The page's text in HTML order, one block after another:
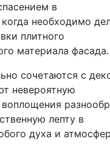
в
когда необходимо
плитного
материала фасада.
сочетаются с
невероятную
лепту в
духа и